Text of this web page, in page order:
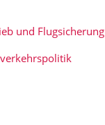
und Flugsicherung